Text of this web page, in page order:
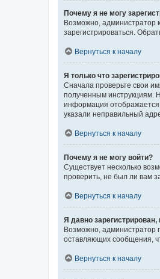
Почему я не могу
Возможно, администратор
зарегистрироваться.
Вернуться к началу
Я только что
Сначала проверьте свои
полученным инструкциям.
информация отображается
указали неправильный
Вернуться к началу
Почему я не могу войти?
Существует несколько
проверить, не был ли вам
Вернуться к началу
Я давно
Возможно, администратор
оставляющих сообщения,
Вернуться к началу